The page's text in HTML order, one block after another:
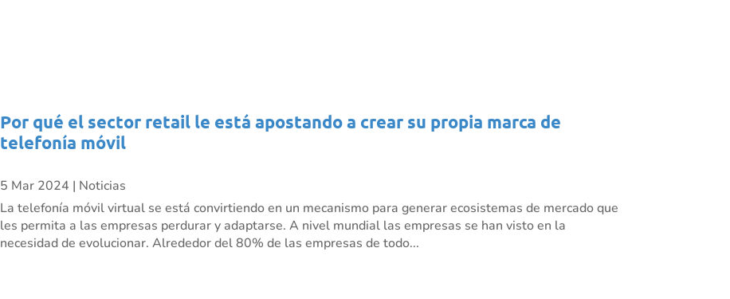
Por qué el sector retail le está apostando a crear su propia marca de
telefonía móvil
5 Mar 2024 | Noticias
La telefonía móvil virtual se está convirtiendo en un mecanismo para generar ecosistemas de mercado que
les permita a las empresas perdurar y adaptarse. A nivel mundial las empresas se han visto en la
necesidad de evolucionar. Alrededor del 80% de las empresas de todo...